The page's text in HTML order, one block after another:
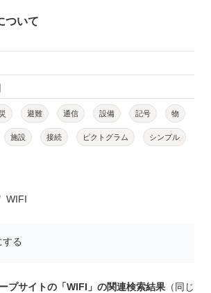
ついて
避難 通信 設備 記号 物
施設 接続 ピクトグラム シンプル
WIFI
る
プサイトの「WIFI」の関連検索結果 （同じ